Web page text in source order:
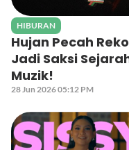
HIBURAN
Hujan Pecah
Jadi Saksi
Muzik!
28 Jun 2026 05:12 PM